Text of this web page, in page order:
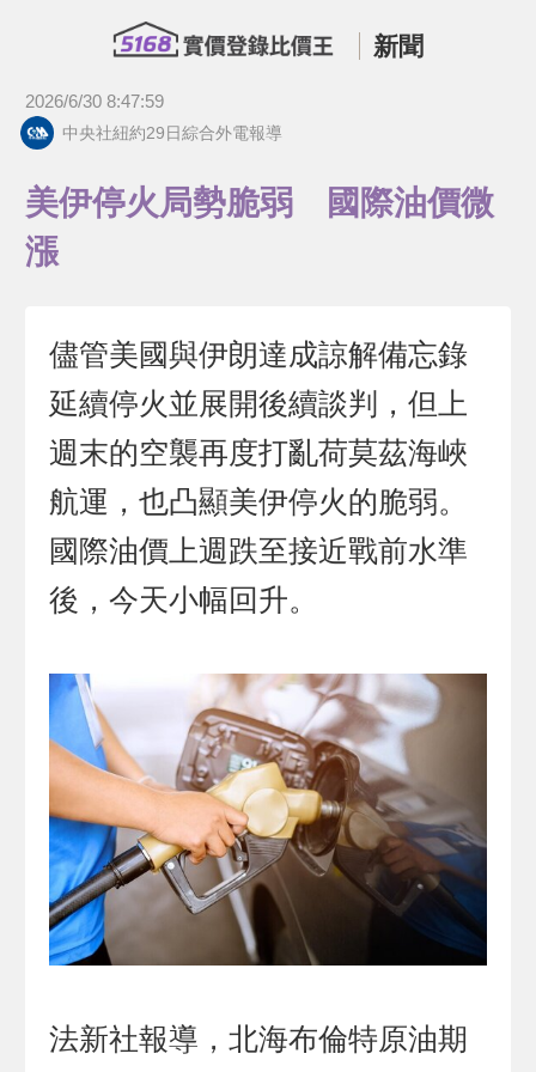
新聞
2026/6/30 8:47:59
中央社紐約29日綜合外電報導
美伊停火局勢脆弱 國際油價微
漲
儘管美國與伊朗達成諒解備忘錄
延續停火並展開後續談判，但上
週末的空襲再度打亂荷莫茲海峽
航運，也凸顯美伊停火的脆弱。
國際油價上週跌至接近戰前水準
後，今天小幅回升。
法新社報導，北海布倫特原油期